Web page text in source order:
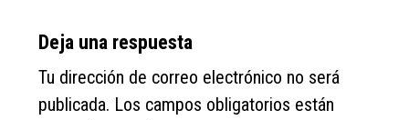
Reader
Interactions
Deja una respuesta
Tu dirección de correo electrónico no será
publicada. Los campos obligatorios están